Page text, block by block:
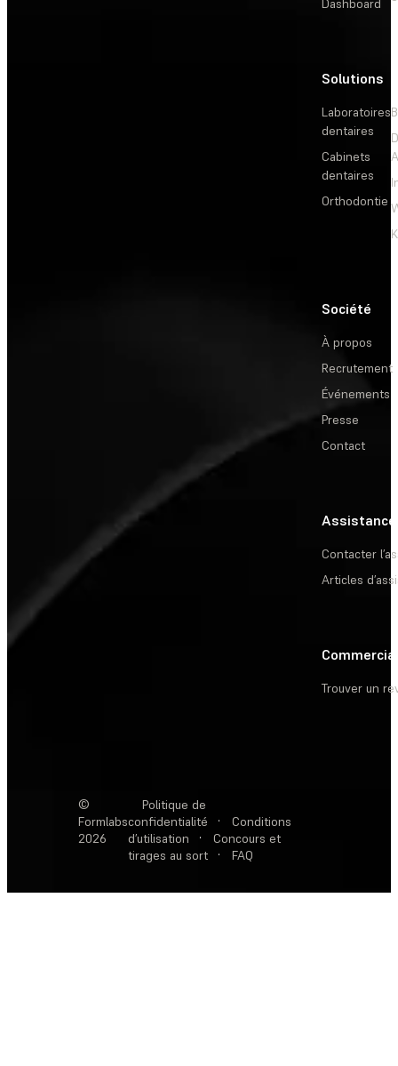
Dashboard
Solutions
Laboratoires
dentaires
Cabinets
dentaires
Orthodontie
Société
À propos
Recrutement
Événements
Presse
Contact
Assistance
Contacter
Articles
Commercial
Trouver un
©
Formlabs
2026
Politique de
confidentialité
·
Conditions
d’utilisation
·
Concours et
tirages au sort
· FAQ